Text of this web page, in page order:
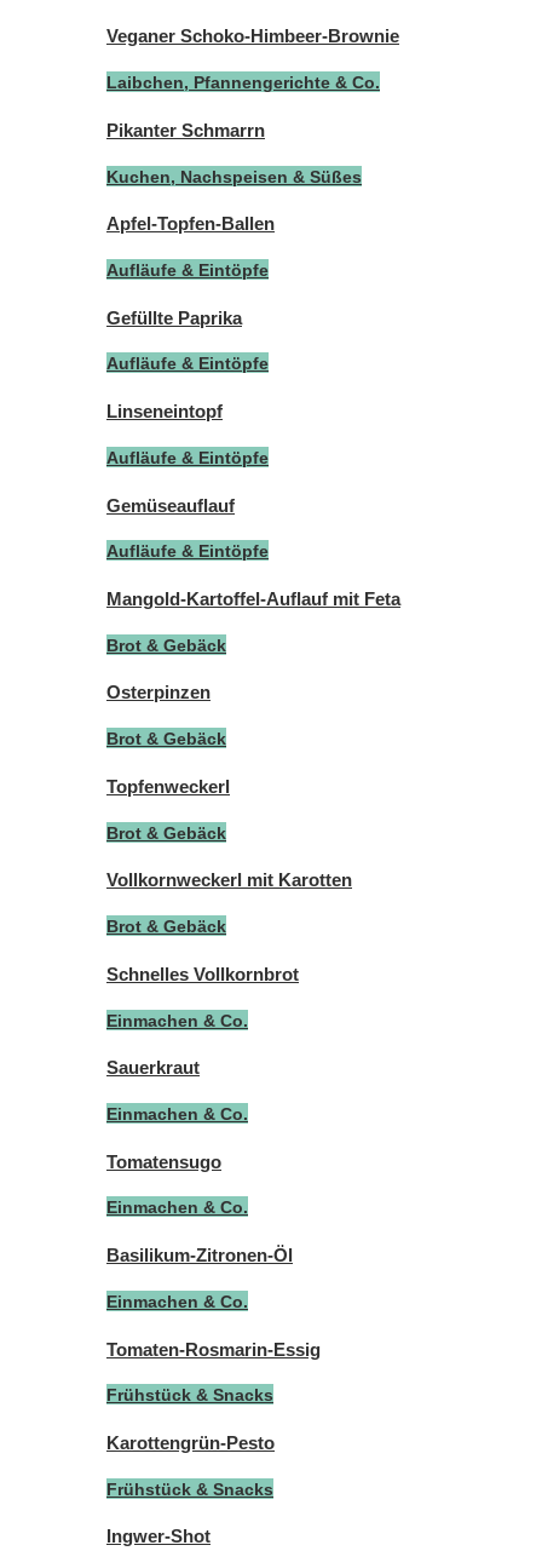
Veganer Schoko-Himbeer-Brownie
Laibchen, Pfannengerichte & Co.
Pikanter Schmarrn
Kuchen, Nachspeisen & Süßes
Apfel-Topfen-Ballen
Aufläufe & Eintöpfe
Gefüllte Paprika
Aufläufe & Eintöpfe
Linseneintopf
Aufläufe & Eintöpfe
Gemüseauflauf
Aufläufe & Eintöpfe
Mangold-Kartoffel-Auflauf mit Feta
Brot & Gebäck
Osterpinzen
Brot & Gebäck
Topfenweckerl
Brot & Gebäck
Vollkornweckerl mit Karotten
Brot & Gebäck
Schnelles Vollkornbrot
Einmachen & Co.
Sauerkraut
Einmachen & Co.
Tomatensugo
Einmachen & Co.
Basilikum-Zitronen-Öl
Einmachen & Co.
Tomaten-Rosmarin-Essig
Frühstück & Snacks
Karottengrün-Pesto
Frühstück & Snacks
Ingwer-Shot